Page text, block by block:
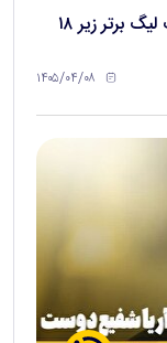
قهرمانی فولاد مبارکه سپاهان در مسابقات لیگ برتر زیر ۱۸
۱۴۰۵/۰۴/۰۸